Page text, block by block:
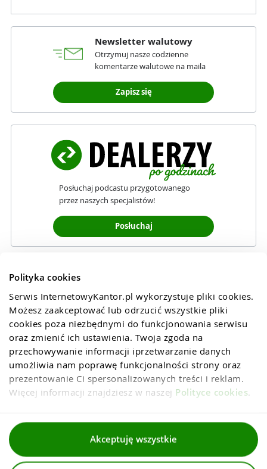
Polityka cookies
Serwis InternetowyKantor.pl wykorzystuje pliki cookies.
Możesz zaakceptować lub odrzucić wszystkie pliki
cookies poza niezbędnymi do funkcjonowania serwisu
oraz zmienić ich ustawienia. Twoja zgoda na
przechowywanie informacji iprzetwarzanie danych
umożliwia nam poprawę funkcjonalności strony oraz
prezentowanie Ci spersonalizowanych treści i reklam.
Więcej informacji znajdziesz w naszej Polityce cookies.
Akceptuję wszystkie
Newsletter walutowy
Otrzymuj nasze codzienne
komentarze walutowe na maila
Zapisz się
Posłuchaj podcastu przygotowanego
przez naszych specjalistów!
Posłuchaj
Regulaminy